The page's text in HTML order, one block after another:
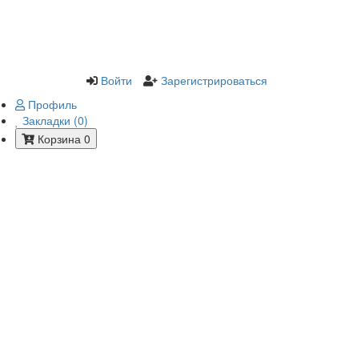
Войти
Зарегистрироваться
Профиль
Закладки (0)
Корзина 0